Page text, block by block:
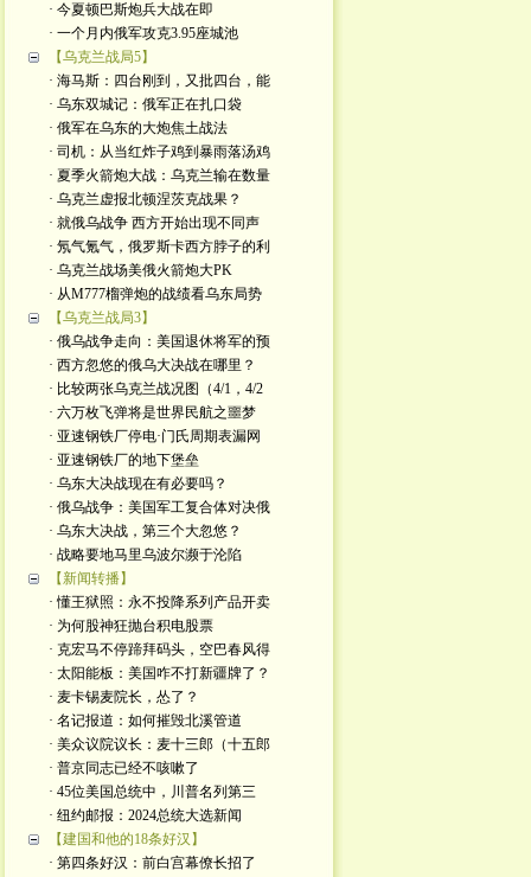
· 今夏顿巴斯炮兵大战在即
· 一个月内俄军攻克3.95座城池
【乌克兰战局5】
· 海马斯：四台刚到，又批四台，能
· 乌东双城记：俄军正在扎口袋
· 俄军在乌东的大炮焦土战法
· 司机：从当红炸子鸡到暴雨落汤鸡
· 夏季火箭炮大战：乌克兰输在数量
· 乌克兰虚报北顿涅茨克战果？
· 就俄乌战争 西方开始出现不同声
· 氖气氪气，俄罗斯卡西方脖子的利
· 乌克兰战场美俄火箭炮大PK
· 从M777榴弹炮的战绩看乌东局势
【乌克兰战局3】
· 俄乌战争走向：美国退休将军的预
· 西方忽悠的俄乌大决战在哪里？
· 比较两张乌克兰战况图（4/1，4/2
· 六万枚飞弹将是世界民航之噩梦
· 亚速钢铁厂停电·门氏周期表漏网
· 亚速钢铁厂的地下堡垒
· 乌东大决战现在有必要吗？
· 俄乌战争：美国军工复合体对决俄
· 乌东大决战，第三个大忽悠？
· 战略要地马里乌波尔濒于沦陷
【新闻转播】
· 懂王狱照：永不投降系列产品开卖
· 为何股神狂抛台积电股票
· 克宏马不停蹄拜码头，空巴春风得
· 太阳能板：美国咋不打新疆牌了？
· 麦卡锡麦院长，怂了？
· 名记报道：如何摧毁北溪管道
· 美众议院议长：麦十三郎（十五郎
· 普京同志已经不咳嗽了
· 45位美国总统中，川普名列第三
· 纽约邮报：2024总统大选新闻
【建国和他的18条好汉】
· 第四条好汉：前白宫幕僚长招了